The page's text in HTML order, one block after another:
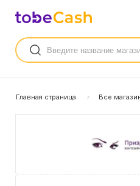
Главная страница Все